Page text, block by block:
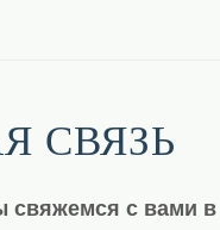
СВЯЗЬ
свяжемся с вами